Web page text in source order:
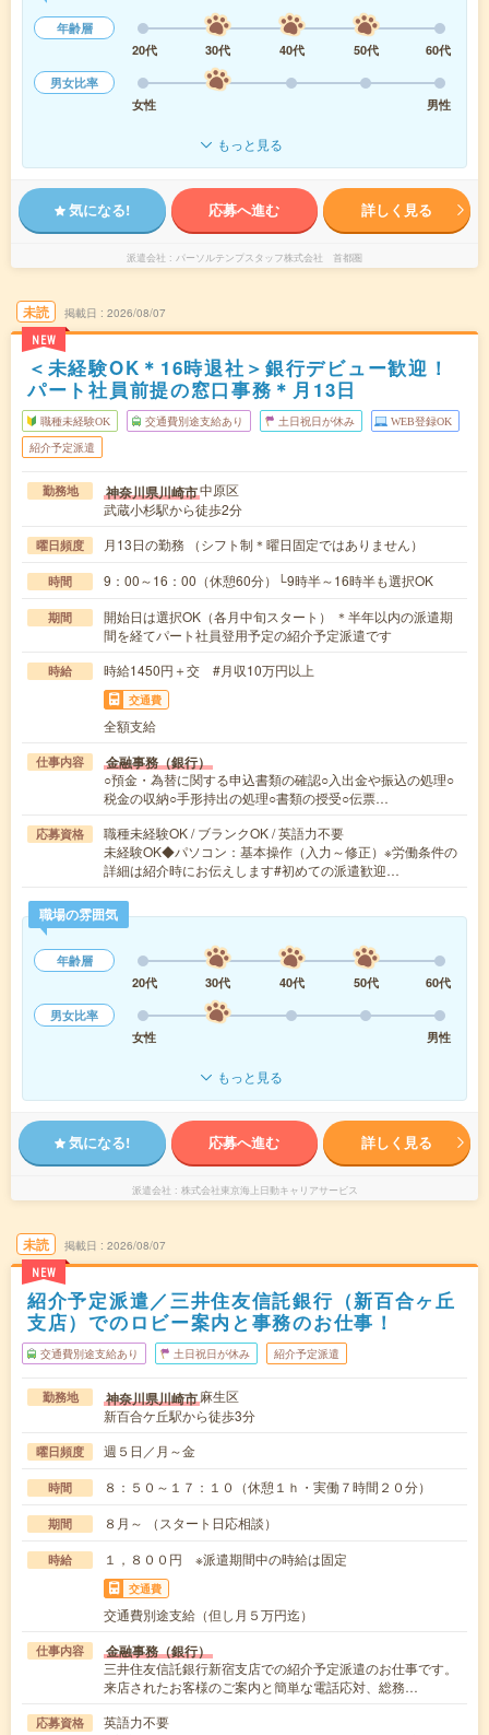
年齢層
20代
30代 40代 50代
60代
男女比率
女性
男性
もっと見る
気になる! 応募へ進む 詳しく見る
派遣会社 パーソルテンプスタッフ株式会社 首都圏
未読
NEW
掲載日 2026/08/07
＜未経験OK＊16時退社＞銀行デビュー歓迎！
パート社員前提の窓口事務＊月13日
職種未経験OK 交通費別途支給あり 土日祝日が休み WEB登録OK
紹介予定派遣
勤務地 神奈川県川崎市中原区
武蔵小杉駅から徒歩2分
曜日頻度 月13日の勤務 （シフト制＊曜日固定ではありません）
時間 9：00～16：00（休憩60分）└9時半～16時半も選択OK
期間
開始日は選択OK（各月中旬スタート） ＊半年以内の派遣期
間を経てパート社員登用予定の紹介予定派遣です
時給 時給1450円＋交 #月収10万円以上
交通費
全額支給
仕事内容 金融事務（銀行）
○預金・為替に関する申込書類の確認○入出金や振込の処理○
税金の収納○手形持出の処理○書類の授受○伝票…
応募資格
職種未経験OK / ブランクOK / 英語力不要
未経験OK◆パソコン：基本操作（入力～修正）※労働条件の
詳細は紹介時にお伝えします#初めての派遣歓迎…
職場の雰囲気
年齢層
20代
30代 40代 50代
60代
男女比率
女性
男性
もっと見る
気になる! 応募へ進む 詳しく見る
派遣会社 株式会社東京海上日動キャリアサービス
未読
NEW
掲載日 2026/08/07
紹介予定派遣／三井住友信託銀行（新百合ヶ丘
支店）でのロビー案内と事務のお仕事！
交通費別途支給あり 土日祝日が休み 紹介予定派遣
勤務地 神奈川県川崎市麻生区
新百合ケ丘駅から徒歩3分
曜日頻度 週５日／月～金
時間 ８：５０～１７：１０（休憩１ｈ・実働７時間２０分）
期間 ８月～ （スタート日応相談）
時給 １，８００円 ※派遣期間中の時給は固定
交通費
交通費別途支給（但し月５万円迄）
仕事内容 金融事務（銀行）
三井住友信託銀行新宿支店での紹介予定派遣のお仕事です。
来店されたお客様のご案内と簡単な電話応対、総務…
応募資格
英語力不要